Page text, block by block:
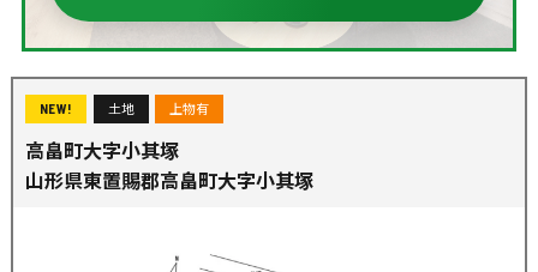
NEW! 土地 上物有
高畠町大字小其塚
山形県東置賜郡高畠町大字小其塚